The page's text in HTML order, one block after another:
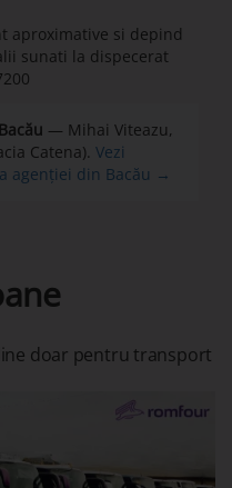
aproximative si depind
sunati la dispecerat
— Mihai Viteazu,
Catena). Vezi
agenției din Bacău →
doar pentru transport